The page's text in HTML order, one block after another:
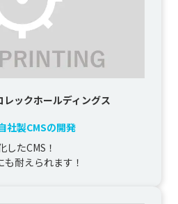
レックホールディングス
社製CMSの開発
たCMS！
耐えられます！